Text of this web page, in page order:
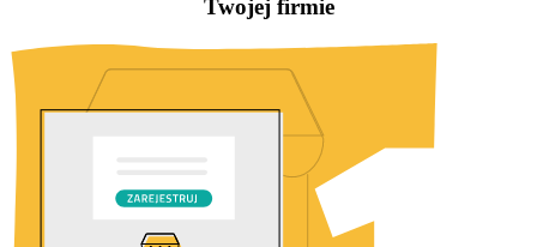
Twojej firmie